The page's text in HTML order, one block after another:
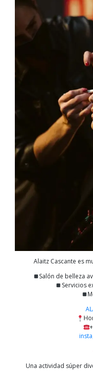
Alaitz Cascante es
Salón de belleza
Servicios
Una actividad súper